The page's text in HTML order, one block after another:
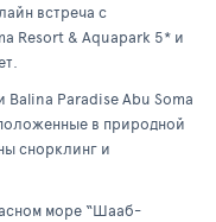
встреча с
Resort & Aquapark 5* и
Paradise Abu Soma
в природной
снорклинг и
море “Шааб-